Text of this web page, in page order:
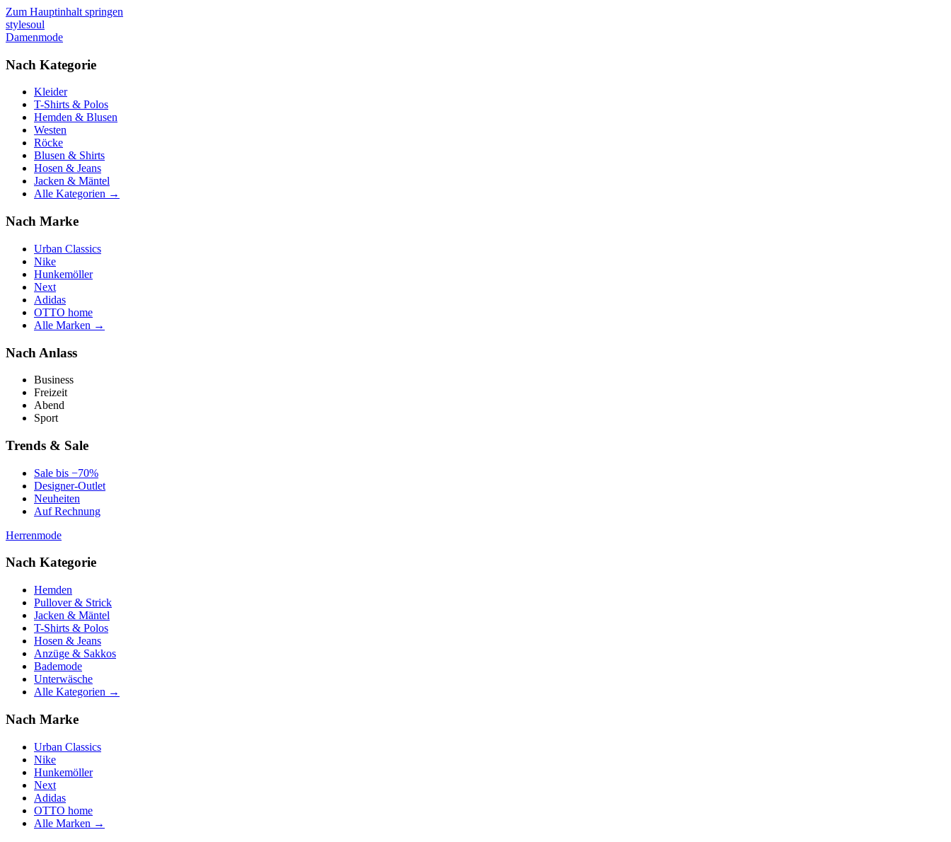
Zum Hauptinhalt springen
stylesoul
Damenmode
Nach Kategorie
Kleider
T-Shirts & Polos
Hemden & Blusen
Westen
Röcke
Blusen & Shirts
Hosen & Jeans
Jacken & Mäntel
Alle Kategorien →
Nach Marke
Urban Classics
Nike
Hunkemöller
Next
Adidas
OTTO home
Alle Marken →
Nach Anlass
Business
Freizeit
Abend
Sport
Trends & Sale
Sale bis −70%
Designer-Outlet
Neuheiten
Auf Rechnung
Herrenmode
Nach Kategorie
Hemden
Pullover & Strick
Jacken & Mäntel
T-Shirts & Polos
Hosen & Jeans
Anzüge & Sakkos
Bademode
Unterwäsche
Alle Kategorien →
Nach Marke
Urban Classics
Nike
Hunkemöller
Next
Adidas
OTTO home
Alle Marken →